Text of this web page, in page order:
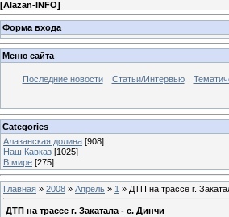
[Alazan-INFO]
Форма входа
Меню сайта
Последние новости Статьи/Интервью
Categories
Алазанская долина [908]
Наш Кавказ [1025]
В мире [275]
Главная » 2008 » Апрель » 1 » ДТП на трассе г.
ДТП на трассе г. Закатала - с. Динчи